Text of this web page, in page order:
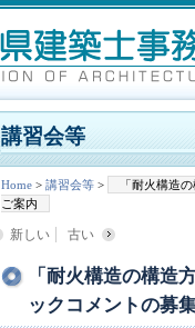
講習会等
Home > 講習会等 >
「耐火構造
ご案内
新しい 古い
「耐火構造の構造
ックコメントの募